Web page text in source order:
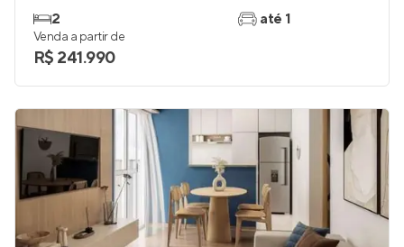
2
até 1
Venda a partir de
R$ 241.990